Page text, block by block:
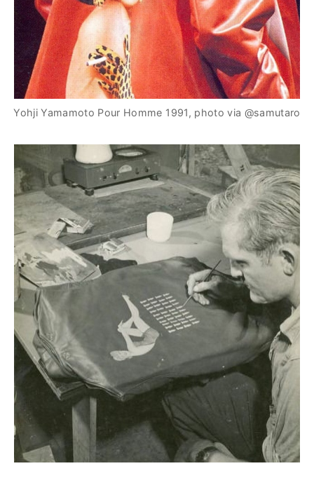
Yohji Yamamoto Pour Homme 1991, photo via @samutaro